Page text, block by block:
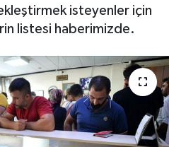
isteyenler için
listesi haberimizde.